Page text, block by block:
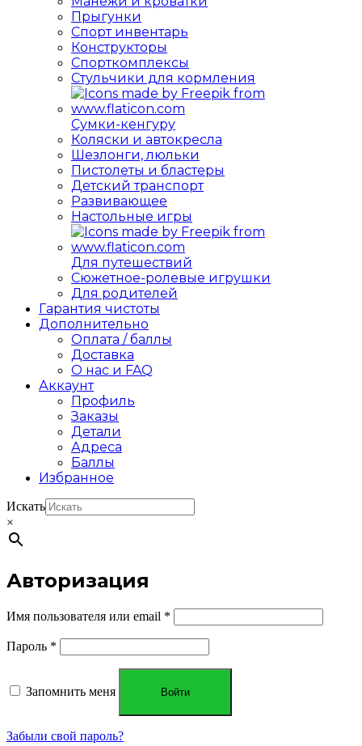
Прыгунки
Спорт инвентарь
Конструкторы
Спорткомплексы
Стульчики для кормления
Сумки-кенгуру
Коляски и автокресла
Шезлонги, люльки
Пистолеты и бластеры
Детский транспорт
Развивающее
Настольные игры
Для путешествий
Сюжетное-ролевые игрушки
Для родителей
Гарантия чистоты
Дополнительно
Оплата / баллы
Доставка
О нас и FAQ
Аккаунт
Профиль
Заказы
Детали
Адреса
Баллы
Избранное
Искать
×
Авторизация
Имя пользователя или email *
Пароль *
Запомнить меня Войти
Забыли свой пароль?